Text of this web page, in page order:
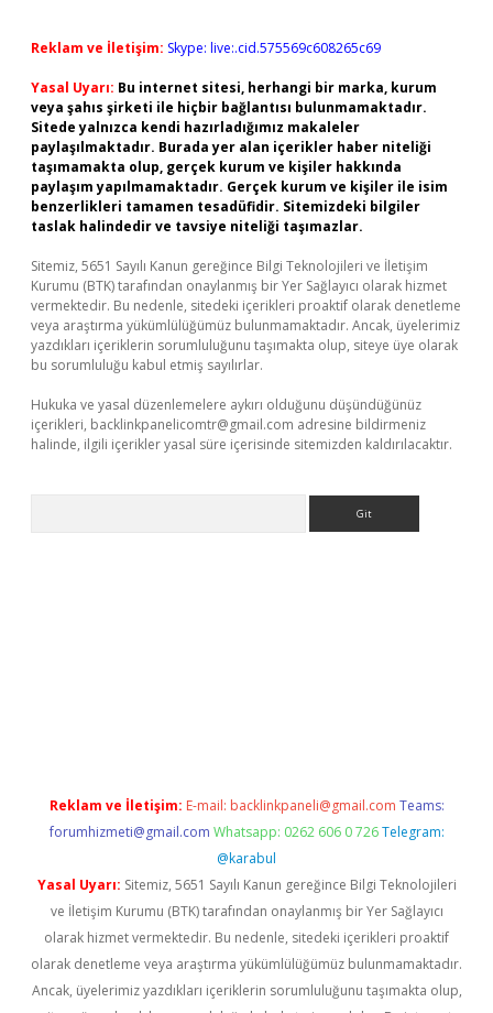
Reklam ve İletişim: Skype: live:.cid.575569c608265c69
Yasal Uyarı: Bu internet sitesi, herhangi bir marka, kurum
veya şahıs şirketi ile hiçbir bağlantısı bulunmamaktadır.
Sitede yalnızca kendi hazırladığımız makaleler
paylaşılmaktadır. Burada yer alan içerikler haber niteliği
taşımamakta olup, gerçek kurum ve kişiler hakkında
paylaşım yapılmamaktadır. Gerçek kurum ve kişiler ile isim
benzerlikleri tamamen tesadüfidir. Sitemizdeki bilgiler
taslak halindedir ve tavsiye niteliği taşımazlar.
Sitemiz, 5651 Sayılı Kanun gereğince Bilgi Teknolojileri ve İletişim
Kurumu (BTK) tarafından onaylanmış bir Yer Sağlayıcı olarak hizmet
vermektedir. Bu nedenle, sitedeki içerikleri proaktif olarak denetleme
veya araştırma yükümlülüğümüz bulunmamaktadır. Ancak, üyelerimiz
yazdıkları içeriklerin sorumluluğunu taşımakta olup, siteye üye olarak
bu sorumluluğu kabul etmiş sayılırlar.
Hukuka ve yasal düzenlemelere aykırı olduğunu düşündüğünüz
içerikleri, backlinkpanelicomtr@gmail.com adresine bildirmeniz
halinde, ilgili içerikler yasal süre içerisinde sitemizden kaldırılacaktır.
Reklam ve İletişim: E-mail: backlinkpaneli@gmail.com Teams:
forumhizmeti@gmail.com Whatsapp: 0262 606 0 726 Telegram:
@karabul
Yasal Uyarı: Sitemiz, 5651 Sayılı Kanun gereğince Bilgi Teknolojileri
ve İletişim Kurumu (BTK) tarafından onaylanmış bir Yer Sağlayıcı
olarak hizmet vermektedir. Bu nedenle, sitedeki içerikleri proaktif
olarak denetleme veya araştırma yükümlülüğümüz bulunmamaktadır.
Ancak, üyelerimiz yazdıkları içeriklerin sorumluluğunu taşımakta olup,